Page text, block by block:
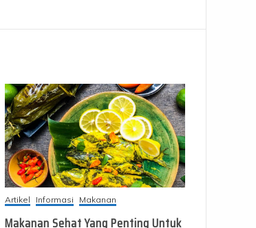
Artikel Informasi Makanan
Makanan Sehat Yang Penting Untuk